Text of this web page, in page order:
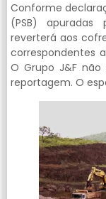
Conforme
(PSB)
reverterá aos
correspondentes
O Grupo J&F
reportagem. O